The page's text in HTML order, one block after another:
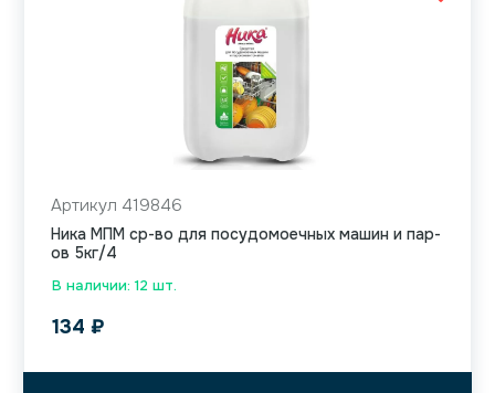
В наличии: 12 шт.
Артикул 419846
Ника МПМ ср-во для посудомоечных машин и пар-
ов 5кг/4
134 ₽